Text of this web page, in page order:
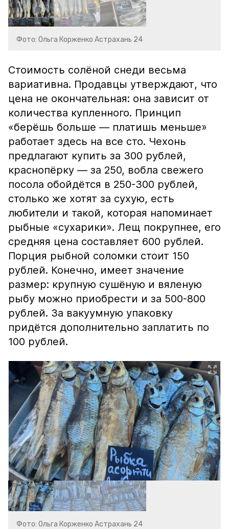
Фото: Ольга Корженко Астрахань 24
Стоимость солёной снеди весьма
вариативна. Продавцы утверждают, что
цена не окончательная: она зависит от
количества купленного. Принцип
«берёшь больше — платишь меньше»
работает здесь на все сто. Чехонь
предлагают купить за 300 рублей,
краснопёрку — за 250, вобла свежего
посола обойдётся в 250-300 рублей,
столько же хотят за сухую, есть
любители и такой, которая напоминает
рыбные «сухарики». Лещ покрупнее, его
средняя цена составляет 600 рублей.
Порция рыбной соломки стоит 150
рублей. Конечно, имеет значение
размер: крупную сушёную и вяленую
рыбу можно приобрести и за 500-800
рублей. За вакуумную упаковку
придётся дополнительно заплатить по
100 рублей.
Фото: Ольга Корженко Астрахань 24